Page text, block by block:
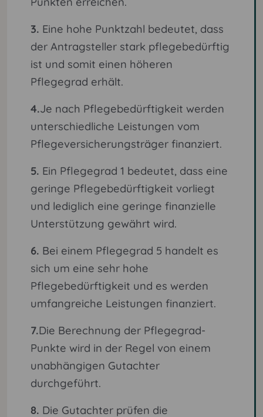
3. Eine hohe Punktzahl bedeutet, dass
der Antragsteller stark pflegebedürftig
ist und somit einen höheren
Pflegegrad erhält.
4.Je nach Pflegebedürftigkeit werden
unterschiedliche Leistungen vom
Pflegeversicherungsträger finanziert.
5. Ein Pflegegrad 1 bedeutet, dass eine
geringe Pflegebedürftigkeit vorliegt
und lediglich eine geringe finanzielle
Unterstützung gewährt wird.
6. Bei einem Pflegegrad 5 handelt es
sich um eine sehr hohe
Pflegebedürftigkeit und es werden
umfangreiche Leistungen finanziert.
7.Die Berechnung der Pflegegrad-
Punkte wird in der Regel von einem
unabhängigen Gutachter
durchgeführt.
8. Die Gutachter prüfen die